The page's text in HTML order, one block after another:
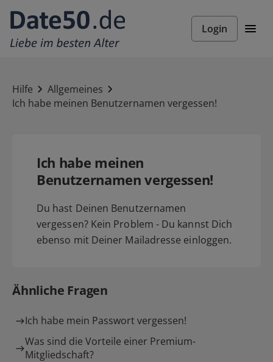
Login
Hilfe
Allgemeines
Ich habe meinen Benutzernamen vergessen!
Ich habe meinen
Benutzernamen vergessen!
Du hast Deinen Benutzernamen
vergessen? Kein Problem - Du kannst Dich
ebenso mit Deiner Mailadresse einloggen.
Ähnliche Fragen
Ich habe mein Passwort vergessen!
Was sind die Vorteile einer Premium-
Mitgliedschaft?